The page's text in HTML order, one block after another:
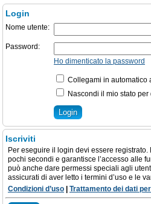
Login
Nome utente:
Password:
Ho dimenticato la password
Collegami in automatico
Nascondi il mio stato
Iscriviti
Per eseguire il login devi essere
pochi secondi e garantisce l’accesso alle
può anche dare permessi speciali agli
assicurati di aver letto i termini d’uso e le
Condizioni d’uso
Trattamento dei dati